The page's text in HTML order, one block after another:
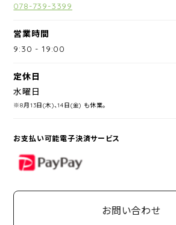
078-739-3399
営業時間
9:30 -19:00
定休日
水曜日
※8月13日(木)、14日(金) も休業。
お支払い可能電子決済サービス
PayPay
お問い合わせ